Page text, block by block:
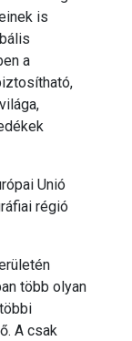
is
a
Unió
régió
több olyan
A csak